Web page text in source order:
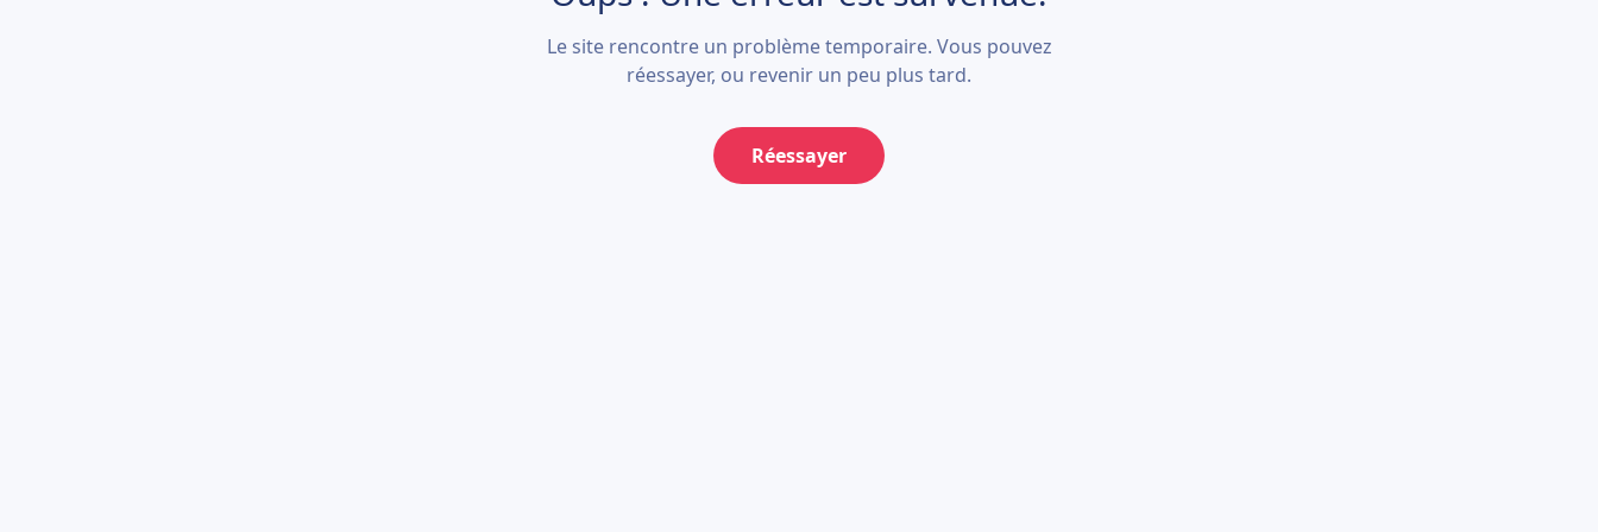
Le site rencontre un problème temporaire. Vous pouvez
réessayer, ou revenir un peu plus tard.
Réessayer